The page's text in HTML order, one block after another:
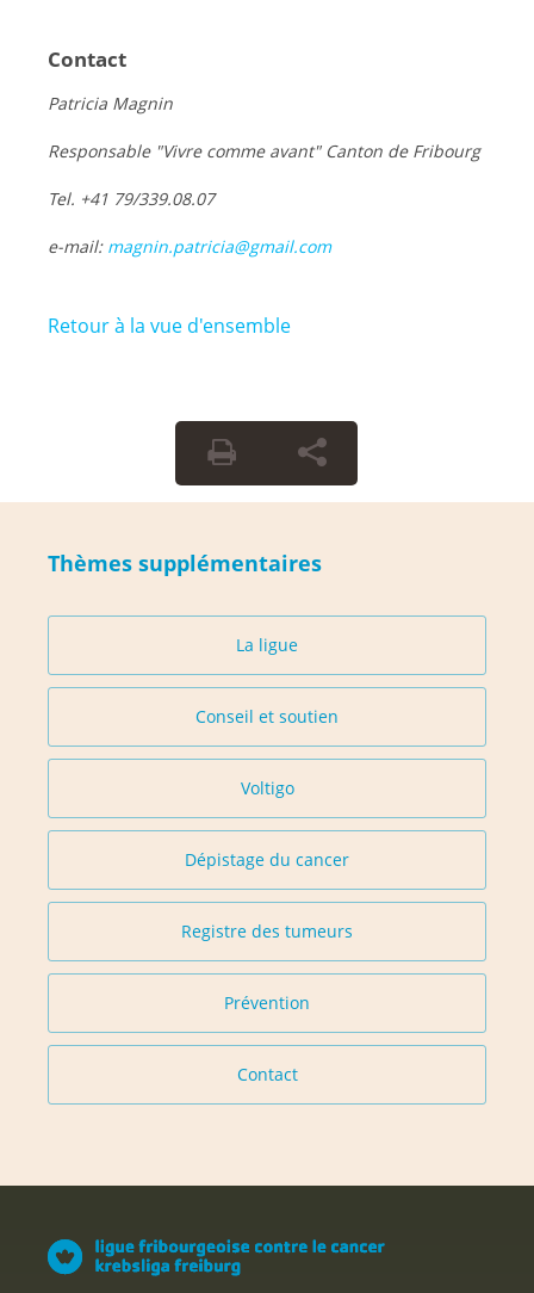
Contact
Patricia Magnin
Responsable "Vivre comme avant" Canton de Fribourg
Tel. +41 79/339.08.07
e-mail: magnin.patricia@gmail.com
Retour à la vue d'ensemble
Thèmes supplémentaires
La ligue
Conseil et soutien
Voltigo
Dépistage du cancer
Registre des tumeurs
Prévention
Contact